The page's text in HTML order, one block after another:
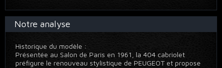
Notre analyse
Historique du modèle :
Présentée au Salon de Paris en 1961, la 404 cabriolet
préfigure le renouveau stylistique de PEUGEOT et propose